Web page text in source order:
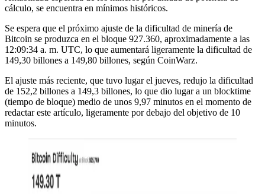
cálculo, se encuentra en mínimos históricos.
Se espera que el próximo ajuste de la dificultad de minería de
Bitcoin se produzca en el bloque 927.360, aproximadamente a las
12:09:34 a. m. UTC, lo que aumentará ligeramente la dificultad de
149,30 billones a 149,80 billones, según CoinWarz.
El ajuste más reciente, que tuvo lugar el jueves, redujo la dificultad
de 152,2 billones a 149,3 billones, lo que dio lugar a un blocktime
(tiempo de bloque) medio de unos 9,97 minutos en el momento de
redactar este artículo, ligeramente por debajo del objetivo de 10
minutos.